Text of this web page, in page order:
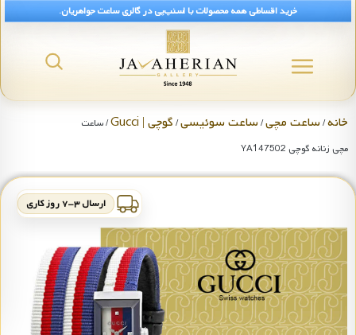
خرید اقساطی همه محصولات با اسنپ‌پی در گالری ساعت جواهریان.
خانه/ساعت مچی/ساعت سوئیسی/ گوچی | Gucci
/ ساعت
مچی زنانه گوچی YA147502
ارسال ۳-۷ روز کاری